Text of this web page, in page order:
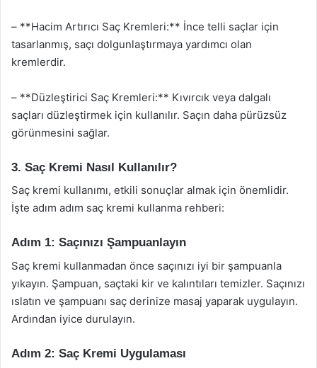
– **Hacim Artırıcı Saç Kremleri:** İnce telli saçlar için
tasarlanmış, saçı dolgunlaştırmaya yardımcı olan
kremlerdir.
– **Düzleştirici Saç Kremleri:** Kıvırcık veya dalgalı
saçları düzleştirmek için kullanılır. Saçın daha pürüzsüz
görünmesini sağlar.
3. Saç Kremi Nasıl Kullanılır?
Saç kremi kullanımı, etkili sonuçlar almak için önemlidir.
İşte adım adım saç kremi kullanma rehberi:
Adım 1: Saçınızı Şampuanlayın
Saç kremi kullanmadan önce saçınızı iyi bir şampuanla
yıkayın. Şampuan, saçtaki kir ve kalıntıları temizler. Saçınızı
ıslatın ve şampuanı saç derinize masaj yaparak uygulayın.
Ardından iyice durulayın.
Adım 2: Saç Kremi Uygulaması